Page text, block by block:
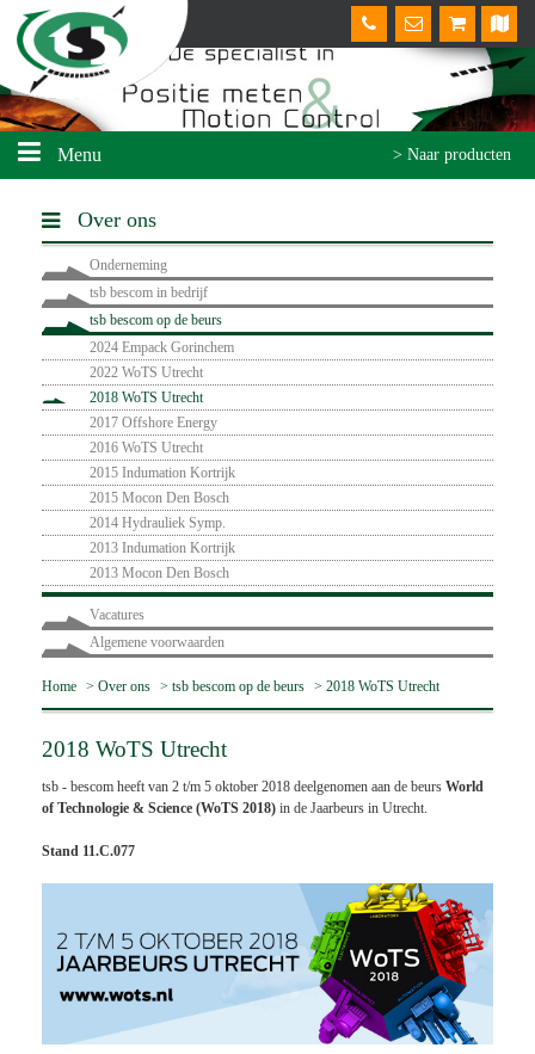
> Naar producten
Menu
Over ons
Onderneming
tsb bescom in bedrijf
tsb bescom op de beurs
2024 Empack Gorinchem
2022 WoTS Utrecht
2018 WoTS Utrecht
2017 Offshore Energy
2016 WoTS Utrecht
2015 Indumation Kortrijk
2015 Mocon Den Bosch
2014 Hydrauliek Symp.
2013 Indumation Kortrijk
2013 Mocon Den Bosch
Vacatures
Algemene voorwaarden
Home > Over ons > tsb bescom op de beurs > 2018 WoTS Utrecht
2018 WoTS Utrecht
tsb - bescom heeft van 2 t/m 5 oktober 2018 deelgenomen aan de beurs World
of Technologie & Science (WoTS 2018) in de Jaarbeurs in Utrecht.
Stand 11.C.077